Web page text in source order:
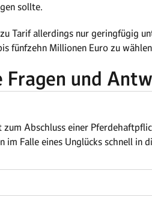
sollte.
Tarif allerdings nur geringfügig
fünfzehn Millionen Euro zu
und
Abschluss einer
Falle eines Unglücks schnell in